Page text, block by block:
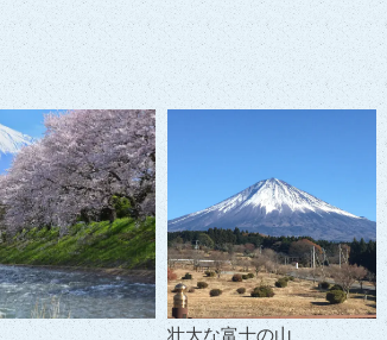
壮大な富士の山